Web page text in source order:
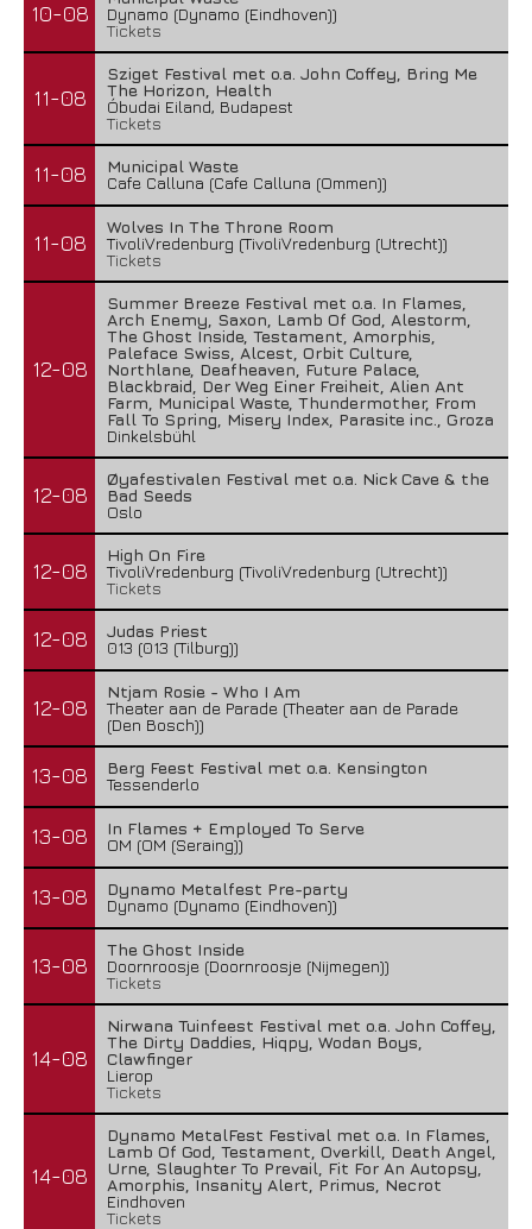
10-08
Dynamo (Dynamo (Eindhoven))
Tickets
11-08
Sziget Festival met o.a. John Coffey, Bring Me
The Horizon, Health
Óbudai Eiland, Budapest
Tickets
11-08
Municipal Waste
Cafe Calluna (Cafe Calluna (Ommen))
11-08
Wolves In The Throne Room
TivoliVredenburg (TivoliVredenburg (Utrecht))
Tickets
12-08
Summer Breeze Festival met o.a. In Flames,
Arch Enemy, Saxon, Lamb Of God, Alestorm,
The Ghost Inside, Testament, Amorphis,
Paleface Swiss, Alcest, Orbit Culture,
Northlane, Deafheaven, Future Palace,
Blackbraid, Der Weg Einer Freiheit, Alien Ant
Farm, Municipal Waste, Thundermother, From
Fall To Spring, Misery Index, Parasite inc., Groza
Dinkelsbühl
12-08
Øyafestivalen Festival met o.a. Nick Cave & the
Bad Seeds
Oslo
12-08
High On Fire
TivoliVredenburg (TivoliVredenburg (Utrecht))
Tickets
12-08
Judas Priest
013 (013 (Tilburg))
12-08
Ntjam Rosie - Who I Am
Theater aan de Parade (Theater aan de Parade
(Den Bosch))
13-08
Berg Feest Festival met o.a. Kensington
Tessenderlo
13-08
In Flames + Employed To Serve
OM (OM (Seraing))
13-08
Dynamo Metalfest Pre-party
Dynamo (Dynamo (Eindhoven))
13-08
The Ghost Inside
Doornroosje (Doornroosje (Nijmegen))
Tickets
14-08
Nirwana Tuinfeest Festival met o.a. John Coffey,
The Dirty Daddies, Hiqpy, Wodan Boys,
Clawfinger
Lierop
Tickets
14-08
Dynamo MetalFest Festival met o.a. In Flames,
Lamb Of God, Testament, Overkill, Death Angel,
Urne, Slaughter To Prevail, Fit For An Autopsy,
Amorphis, Insanity Alert, Primus, Necrot
Eindhoven
Tickets